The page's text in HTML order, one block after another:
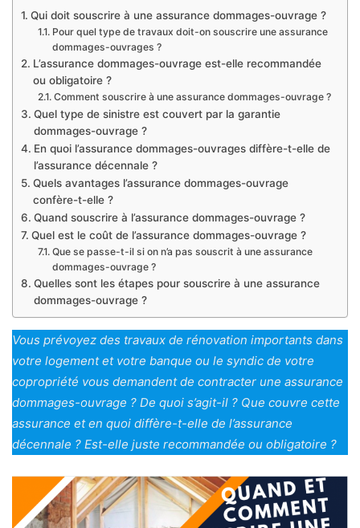
Qui doit souscrire à une assurance dommages-ouvrage ?
Pour quel type de travaux doit-on souscrire une assurance
dommages-ouvrages ?
L’assurance dommages-ouvrage est-elle recommandée
ou obligatoire ?
Comment souscrire à une assurance dommages-ouvrage ?
Quel type de sinistre est couvert par la garantie
dommages-ouvrage ?
En quoi l’assurance dommages-ouvrages diffère-t-elle de
l’assurance décennale ?
Quels avantages l’assurance dommages-ouvrage
confère-t-elle ?
Quand souscrire à l’assurance dommages-ouvrage ?
Quel est le coût de l’assurance dommages-ouvrage ?
Que se passe-t-il si on n’a pas souscrit à une assurance
dommages-ouvrage ?
Quelles sont les étapes pour souscrire à une assurance
dommages-ouvrage ?
Vous prévoyez des travaux de rénovation importants dans
votre logement et votre banque ou le syndic de votre
copropriété vous demandent de contracter une assurance
dommages-ouvrage ? De quoi s’agit-il ? Que couvre cette
assurance et en quoi diffère-t-elle de l’assurance
décennale ? Est-elle juste recommandée ou obligatoire ?